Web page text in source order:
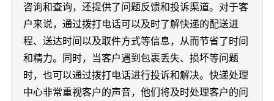
咨询和查询，还提供了问题反馈和投诉渠道。对于客
户来说，通过拨打电话可以及时了解快递的配送进
程、送达时间以及取件方式等信息，从而节省了时间
和精力。同时，当客户遇到包裹丢失、损坏等问题
时，也可以通过拨打电话进行投诉和解决。快递处理
中心非常重视客户的声音，他们将及时处理客户的问